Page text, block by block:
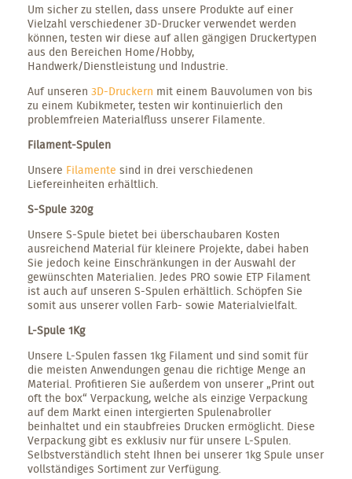
Um sicher zu stellen, dass unsere Produkte auf einer
Vielzahl verschiedener 3D-Drucker verwendet werden
können, testen wir diese auf allen gängigen Druckertypen
aus den Bereichen Home/Hobby,
Handwerk/Dienstleistung und Industrie.
Auf unseren 3D-Druckern mit einem Bauvolumen von bis
zu einem Kubikmeter, testen wir kontinuierlich den
problemfreien Materialfluss unserer Filamente.
Filament-Spulen
Unsere Filamente sind in drei verschiedenen
Liefereinheiten erhältlich.
S-Spule 320g
Unsere S-Spule bietet bei überschaubaren Kosten
ausreichend Material für kleinere Projekte, dabei haben
Sie jedoch keine Einschränkungen in der Auswahl der
gewünschten Materialien. Jedes PRO sowie ETP Filament
ist auch auf unseren S-Spulen erhältlich. Schöpfen Sie
somit aus unserer vollen Farb- sowie Materialvielfalt.
L-Spule 1Kg
Unsere L-Spulen fassen 1kg Filament und sind somit für
die meisten Anwendungen genau die richtige Menge an
Material. Profitieren Sie außerdem von unserer „Print out
oft the box“ Verpackung, welche als einzige Verpackung
auf dem Markt einen intergierten Spulenabroller
beinhaltet und ein staubfreies Drucken ermöglicht. Diese
Verpackung gibt es exklusiv nur für unsere L-Spulen.
Selbstverständlich steht Ihnen bei unserer 1kg Spule unser
vollständiges Sortiment zur Verfügung.